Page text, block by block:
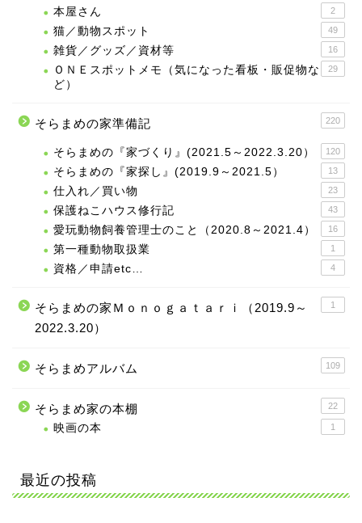
本屋さん 2
猫／動物スポット 49
雑貨／グッズ／資材等 16
ＯＮＥスポットメモ（気になった看板・販促物な
ど）
29
そらまめの家準備記 220
そらまめの『家づくり』(2021.5～2022.3.20） 120
そらまめの『家探し』(2019.9～2021.5） 13
仕入れ／買い物 23
保護ねこハウス修行記 43
愛玩動物飼養管理士のこと（2020.8～2021.4） 16
第一種動物取扱業 1
資格／申請etc… 4
そらまめの家Ｍｏｎｏｇａｔａｒｉ（2019.9～
2022.3.20）
1
そらまめアルバム 109
そらまめ家の本棚 22
映画の本 1
最近の投稿